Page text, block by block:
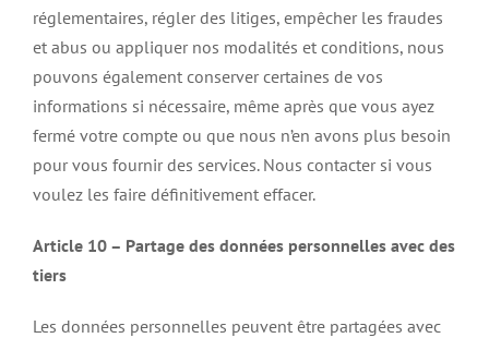
réglementaires, régler des litiges, empêcher les fraudes
et abus ou appliquer nos modalités et conditions, nous
pouvons également conserver certaines de vos
informations si nécessaire, même après que vous ayez
fermé votre compte ou que nous n’en avons plus besoin
pour vous fournir des services. Nous contacter si vous
voulez les faire définitivement effacer.
Article 10 – Partage des données personnelles avec des
tiers
Les données personnelles peuvent être partagées avec